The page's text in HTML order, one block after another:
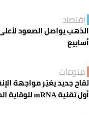
اقتصاد
أسابيع
منوعات
لقاح جديد يغيّر مواجهة
أول تقنية mRNA للوقاية الموسمية